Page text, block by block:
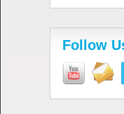
Follow